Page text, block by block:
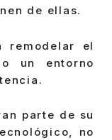
de ellas.
remodelar el
un entorno
parte de su
no